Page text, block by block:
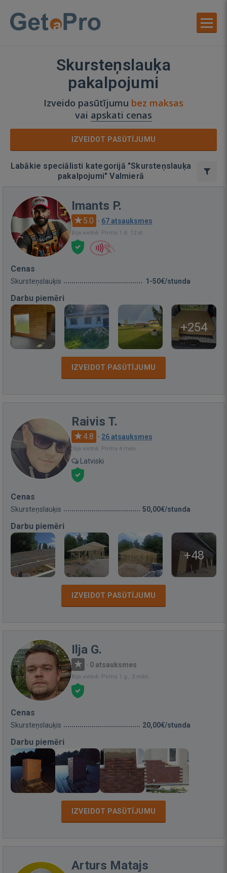
Skursteņslauķa
pakalpojumi
Izveido pasūtījumu bez maksas
vai apskati cenas
IZVEIDOT PASŪTĪJUMU
Labākie speciālisti kategorijā "Skursteņslauķa
pakalpojumi" Valmierā
Imants P.
5.0 · 67 atsauksmes
Bija vietnē: Pirms 1 d. 12 st.
Cenas
Skursteņslauķis 1-50€/stunda
Darbu piemēri
+254
IZVEIDOT PASŪTĪJUMU
Raivis T.
4.8 · 26 atsauksmes
Bija vietnē: Pirms 4 mēn.
Latviski
Cenas
Skursteņslauķis 50,00€/stunda
Darbu piemēri
+48
IZVEIDOT PASŪTĪJUMU
Ilja G.
· 0 atsauksmes
Bija vietnē: Pirms 1 g., 3 mēn.
Cenas
Skursteņslauķis 20,00€/stunda
Darbu piemēri
IZVEIDOT PASŪTĪJUMU
Arturs Matajs